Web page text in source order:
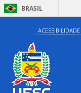
BRASIL
ACESSIBILIDADE